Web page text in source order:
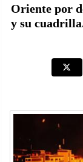
Oriente por
y su